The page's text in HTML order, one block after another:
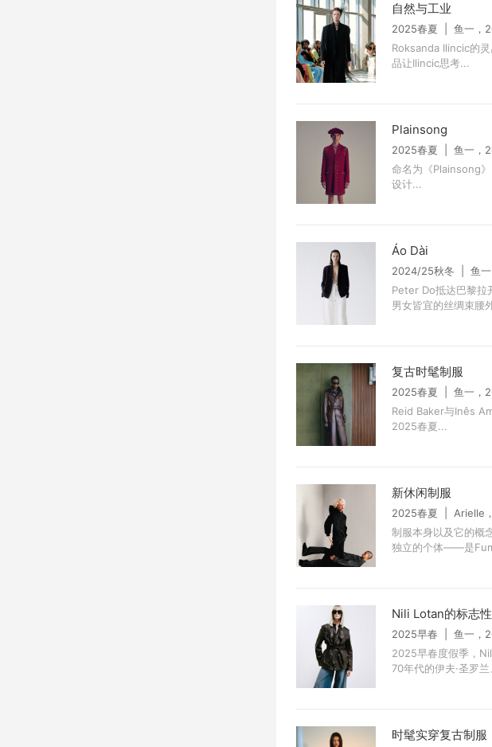
自然与工业
2025春夏 | 鱼一，
Roksanda Ilincic的
品让Ilincic思考...
Plainsong
2025春夏 | 鱼一，
命名为《Plainsong
设计...
Áo Dài
2024/25秋冬 | 鱼
Peter Do抵达巴黎拉
男女皆宜的丝绸束腰
复古时髦制服
2025春夏 | 鱼一，
Reid Baker与Inês
2025春夏...
新休闲制服
2025春夏 | Arielle
制服本身以及它的概
独立的个体——是
Nili Lotan的标志
2025早春 | 鱼一，
2025早春度假季，
70年代的伊夫·圣罗
时髦实穿复古制服